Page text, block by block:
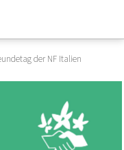
der NF Italien